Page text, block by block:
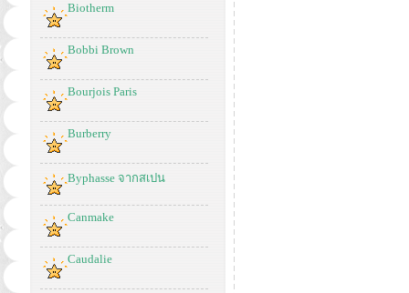
Biotherm
Bobbi Brown
Bourjois Paris
Burberry
Byphasse จากสเปน
Canmake
Caudalie